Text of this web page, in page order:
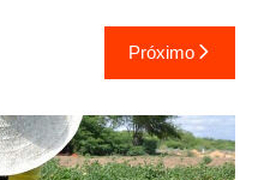
Próximo